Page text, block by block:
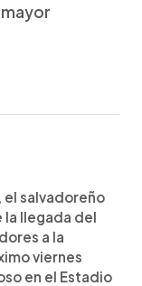
el salvadoreño
la llegada del
a la
viernes
en el Estadio